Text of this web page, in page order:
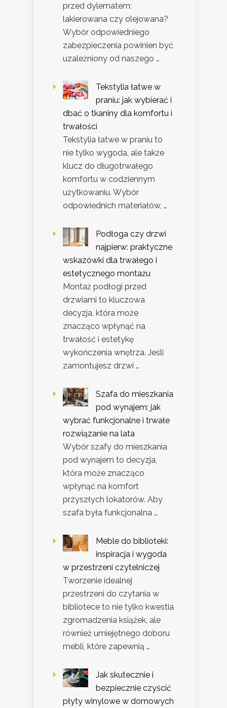
przed dylematem:
lakierowana czy olejowana?
Wybór odpowiedniego
zabezpieczenia powinien być
uzależniony od naszego …
Tekstylia łatwe w
praniu: jak wybierać i
dbać o tkaniny dla komfortu i
trwałości
Tekstylia łatwe w praniu to
nie tylko wygoda, ale także
klucz do długotrwałego
komfortu w codziennym
użytkowaniu. Wybór
odpowiednich materiałów, …
Podłoga czy drzwi
najpierw: praktyczne
wskazówki dla trwałego i
estetycznego montażu
Montaż podłogi przed
drzwiami to kluczowa
decyzja, która może
znacząco wpłynąć na
trwałość i estetykę
wykończenia wnętrza. Jeśli
zamontujesz drzwi …
Szafa do mieszkania
pod wynajem: jak
wybrać funkcjonalne i trwałe
rozwiązanie na lata
Wybór szafy do mieszkania
pod wynajem to decyzja,
która może znacząco
wpłynąć na komfort
przyszłych lokatorów. Aby
szafa była funkcjonalna …
Meble do biblioteki:
inspiracja i wygoda
w przestrzeni czytelniczej
Tworzenie idealnej
przestrzeni do czytania w
bibliotece to nie tylko kwestia
zgromadzenia książek, ale
również umiejętnego doboru
mebli, które zapewnią …
Jak skutecznie i
bezpiecznie czyścić
płyty winylowe w domowych